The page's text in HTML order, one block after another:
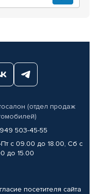
(отдел продаж
503-45-55
с 09.00 до 18.00, Сб с
до 15.00
посетителя сайта